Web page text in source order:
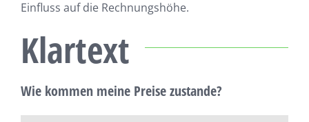
Einfluss auf die Rechnungshöhe.
Klartext
Wie kommen meine Preise zustande?